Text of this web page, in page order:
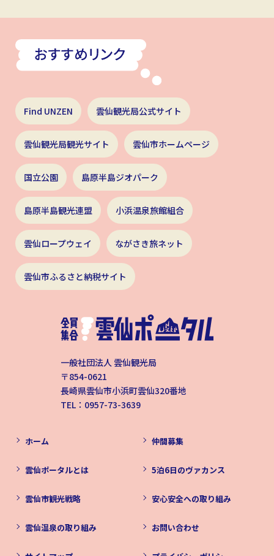
Find UNZEN 雲仙観光局公式サイト
雲仙観光局観光サイト 雲仙市ホームページ
国立公園 島原半島ジオパーク
島原半島観光連盟 小浜温泉旅館組合
雲仙ロープウェイ ながさき旅ネット
雲仙市ふるさと納税サイト
一般社団法人 雲仙観光局
〒854-0621
長崎県雲仙市小浜町雲仙320番地
TEL：0957-73-3639
ホーム
雲仙ポータルとは
雲仙市観光戦略
雲仙温泉の取り組み
仲間募集
5泊6日のヴァカンス
安心安全への取り組み
お問い合わせ